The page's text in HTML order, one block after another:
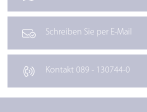
Schreiben Sie per E-Mail
Kontakt 089 - 130744-0